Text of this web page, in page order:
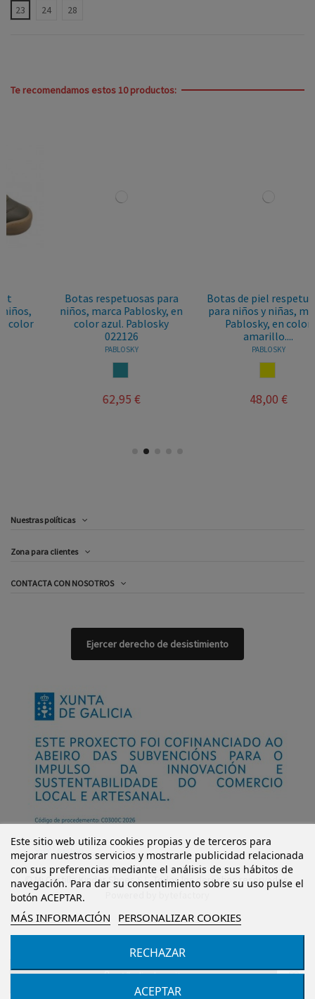
23
24 28
Añadir al carrito
Te recomendamos estos 10 productos:
Botas respetuosas para
niños, marca Pablosky, en
color azul. Pablosky
62,95 €
Botas de piel respetuosas
para niños y niñas, marca
Pablosky, en color
amarillo....
48,00 €
Nuestras políticas
Zona para clientes
CONTACTA CON NOSOTROS
Este sitio web utiliza cookies propias y de terceros para
mejorar nuestros servicios y mostrarle publicidad relacionada
con sus preferencias mediante el análisis de sus hábitos de
navegación. Para dar su consentimiento sobre su uso pulse el
botón ACEPTAR.
MÁS INFORMACIÓN PERSONALIZAR COOKIES
RECHAZAR
ACEPTAR
Ejercer derecho de desistimiento
© Mi Castillo Kinder Shoes S.L. Todos los derechos reservados.